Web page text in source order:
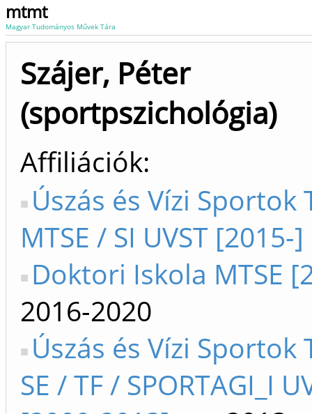
mtmt
Magyar Tudományos Művek Tára
Szájer, Péter
(sportpszichológia)
Affiliációk
Úszás és Vízi Sportok
MTSE / SI UVST [2015-]
Doktori Iskola MTSE
2016-2020
Úszás és Vízi Sportok
SE / TF / SPORTAGI_I